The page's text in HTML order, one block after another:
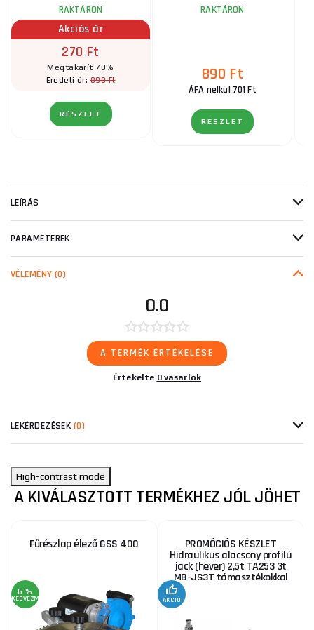
RAKTÁRON
Akciós ár
270 Ft
Megtakarít 70%
Eredeti ár:890 Ft
RÉSZLET
RAKTÁRON
890 Ft
ÁFA nélkül 701 Ft
RÉSZLET
LEÍRÁS
PARAMÉTEREK
VÉLEMÉNY (0)
0.0
A TERMÉK ÉRTÉKELÉSE
Értékelte 0 vásárlók
LEKÉRDEZÉSEK (0)
High-contrast mode
A KIVÁLASZTOTT TERMÉKHEZ JÓL JÖHET
Fűrészlap élező GSS 400
6 %
KEDVEZMÉNY
PROMÓCIÓS KÉSZLET
Hidraulikus alacsony profilú
jack (hever) 2,5t TA253 3t
MB-JS3T támasztékokkal
AKCIÓ